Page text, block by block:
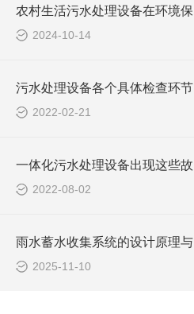
2024-10-14
污水处理设备各个具体检查环节
2022-02-21
2022-08-02
2025-11-10